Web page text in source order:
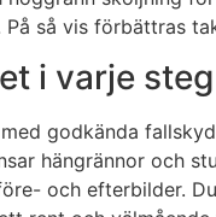
så vis förbättras
i varje steg
godkända
hängrännor och
och efterbilder.